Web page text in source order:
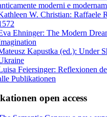
moderni e
W. Christian: Raffaele
Ehninger: The Modern
Kapustka (ed.): Under
Feiersinger: Reflexionen
Publikationen
open access